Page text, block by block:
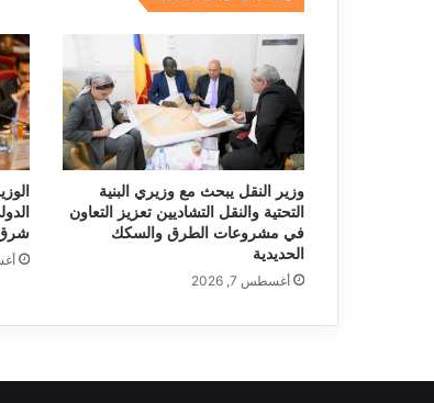
o
o
k
p
وزير النقل يبحث مع وزيري البنية
التحتية والنقل التشاديين تعزيز التعاون
في مشروعات الطرق والسكك
الحديدية
أغسطس 7, 2026
شرق